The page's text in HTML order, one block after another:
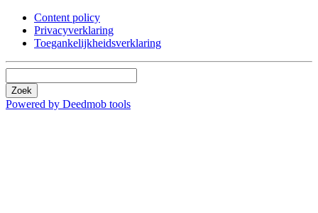
Content policy
Privacyverklaring
Toegankelijkheidsverklaring
Zoek
Powered by Deedmob tools